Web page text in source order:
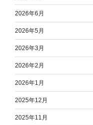
2026年6月
2026年5月
2026年3月
2026年2月
2026年1月
2025年12月
2025年11月